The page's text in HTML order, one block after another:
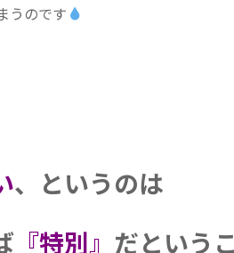
うのです
、というのは
『特別』 だという